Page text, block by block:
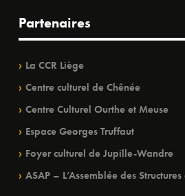
Partenaires
La CCR Liège
Centre culturel de Chênée
Centre Culturel Ourthe et Meuse
Espace Georges Truffaut
Foyer culturel de Jupille-Wandre
ASAP – L’Assemblée des